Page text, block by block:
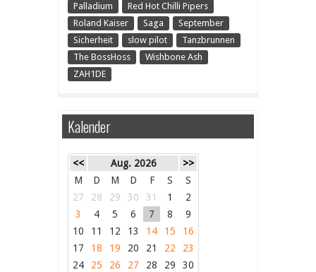
Palladium
Red Hot Chilli Pipers
Roland Kaiser
Saga
September
Sicherheit
slow pilot
Tanzbrunnen
The BossHoss
Wishbone Ash
ZAH1DE
Kalender
<< Aug. 2026
>>
M
D M D F S
S
27
28 29 30 31 1
2
3
4 5 6 7 8
9
10
11 12 13 14 15
16
17
18 19 20 21 22
23
24
25 26 27 28 29
30